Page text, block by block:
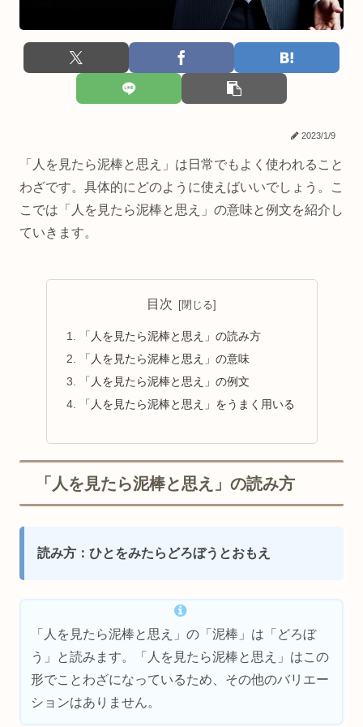
2023/1/9
「人を見たら泥棒と思え」は日常でもよく使われること
わざです。具体的にどのように使えばいいでしょう。こ
こでは「人を見たら泥棒と思え」の意味と例文を紹介し
ていきます。
目次
「人を見たら泥棒と思え」の読み方
「人を見たら泥棒と思え」の意味
「人を見たら泥棒と思え」の例文
「人を見たら泥棒と思え」をうまく用いる
「人を見たら泥棒と思え」の読み方
読み方：ひとをみたらどろぼうとおもえ
「人を見たら泥棒と思え」の「泥棒」は「どろぼ
う」と読みます。「人を見たら泥棒と思え」はこの
形でことわざになっているため、その他のバリエー
ションはありません。